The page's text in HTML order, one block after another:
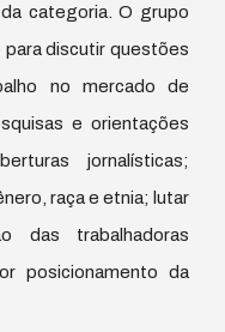
categoria. O grupo
discutir questões
no mercado de
e orientações
jornalísticas;
raça e etnia; lutar
das trabalhadoras
posicionamento da